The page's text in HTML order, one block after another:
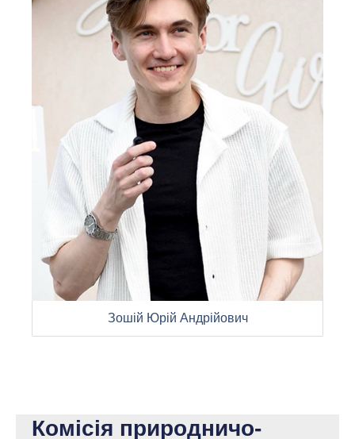
Зошій Юрій Андрійович
Комісія природничо-